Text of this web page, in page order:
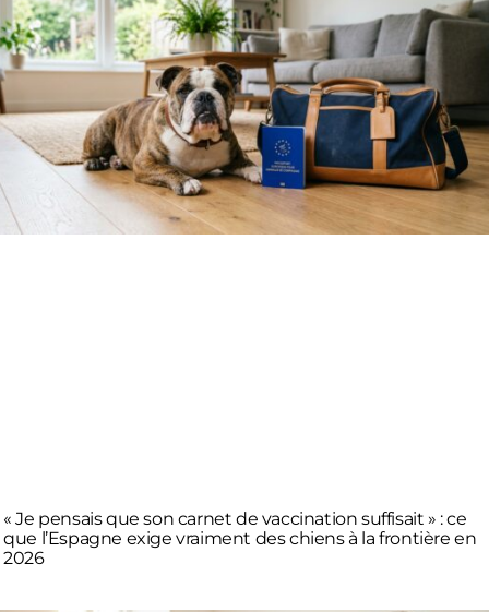
« Je pensais que son carnet de vaccination suffisait » : ce
que l’Espagne exige vraiment des chiens à la frontière en
2026